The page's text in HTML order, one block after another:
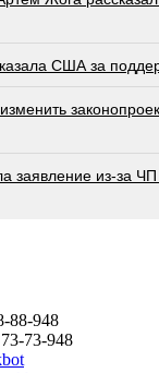
США за
заявление из-за
88-948
73-948